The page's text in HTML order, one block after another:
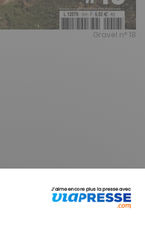
Gravel n° 18
-15%